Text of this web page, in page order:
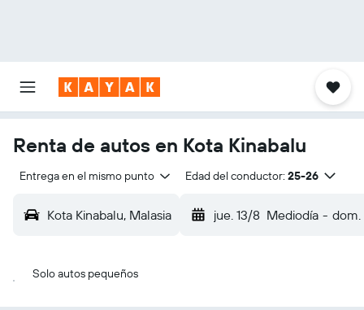
Renta de autos en Kota Kinabalu
Entrega en el mismo punto Edad del conductor: 25-26
Kota Kinabalu, Malasia jue. 13/8 Mediodía - dom.
Solo autos pequeños